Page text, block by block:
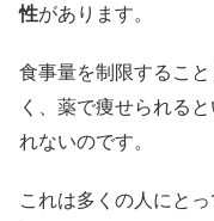
性があります。
食事量を制限するこ
く、薬で痩せられる
れないのです。
これは多くの人にと